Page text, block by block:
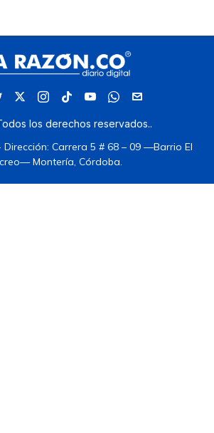
los derechos reservados..
Dirección: Carrera 5 # 68 – 09 —Barrio El
Montería, Córdoba.